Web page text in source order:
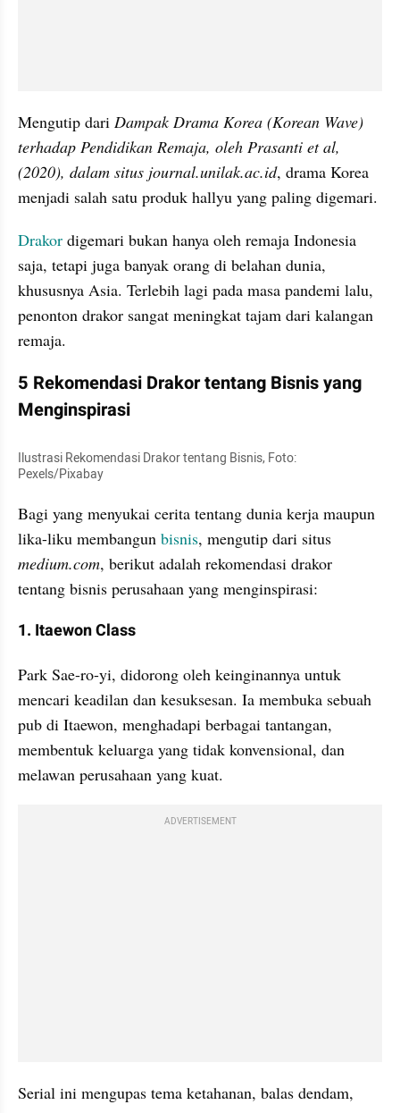
Mengutip dari Dampak Drama Korea (Korean Wave)
terhadap Pendidikan Remaja, oleh Prasanti et al,
(2020), dalam situs journal.unilak.ac.id, drama Korea
menjadi salah satu produk hallyu yang paling digemari.
Drakor digemari bukan hanya oleh remaja Indonesia
saja, tetapi juga banyak orang di belahan dunia,
khususnya Asia. Terlebih lagi pada masa pandemi lalu,
penonton drakor sangat meningkat tajam dari kalangan
remaja.
5 Rekomendasi Drakor tentang Bisnis yang
Menginspirasi
Ilustrasi Rekomendasi Drakor tentang Bisnis, Foto:
Pexels/Pixabay
Bagi yang menyukai cerita tentang dunia kerja maupun
lika-liku membangun bisnis
medium.com, berikut adalah rekomendasi drakor
tentang bisnis perusahaan yang menginspirasi:
1. Itaewon Class
Park Sae-ro-yi, didorong oleh keinginannya untuk
mencari keadilan dan kesuksesan. Ia membuka sebuah
pub di Itaewon, menghadapi berbagai tantangan,
membentuk keluarga yang tidak konvensional, dan
melawan perusahaan yang kuat.
ADVERTISEMENT
Serial ini mengupas tema ketahanan, balas dendam,